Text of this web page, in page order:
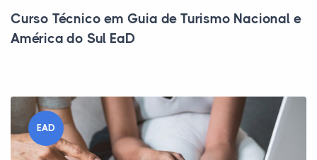
Curso Técnico em Guia de Turismo Nacional e
América do Sul EaD
EAD